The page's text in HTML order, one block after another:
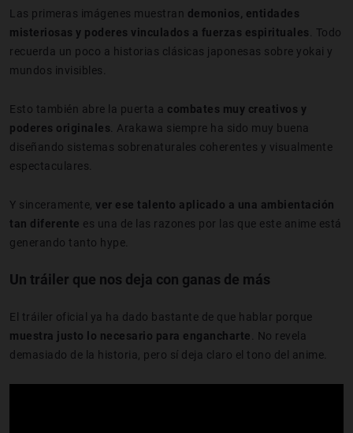
Las primeras imágenes muestran demonios, entidades
misteriosas y poderes vinculados a fuerzas espirituales . Todo
recuerda un poco a historias clásicas japonesas sobre yokai y
mundos invisibles.
Esto también abre la puerta a combates muy creativos y
poderes originales . Arakawa siempre ha sido muy buena
diseñando sistemas sobrenaturales coherentes y visualmente
espectaculares.
Y sinceramente, ver ese talento aplicado a una ambientación
tan diferente es una de las razones por las que este anime está
generando tanto hype.
Un tráiler que nos deja con ganas de más
El tráiler oficial ya ha dado bastante de que hablar porque
muestra justo lo necesario para engancharte . No revela
demasiado de la historia, pero sí deja claro el tono del anime.